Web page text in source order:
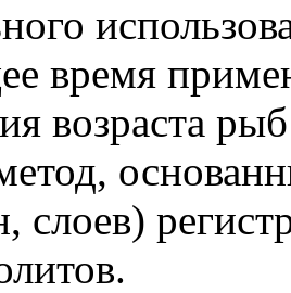
время
возраста
слоев)